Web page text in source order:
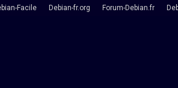
Facile Debian-fr.org Forum-Debian.fr